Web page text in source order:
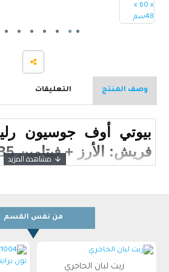
وصف المنتج التعليقات
بيوتي أوف جوسيون
فريش: الأرز + فيتامين B5
من نفس القسم
زيت لبان الحاجري